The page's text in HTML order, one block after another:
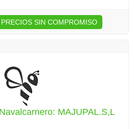
SIN COMPROMISO
MAJUPAL.S,L